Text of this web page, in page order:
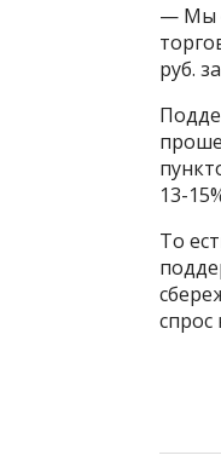
— Мы
руб.
13-
То
спрос